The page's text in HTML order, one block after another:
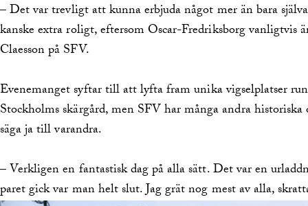
– Det var trevligt att kunna erbjuda något mer än bara
kanske extra roligt, eftersom Oscar-Fredriksborg vanligtvis
Claesson på SFV.
Evenemanget syftar till att lyfta fram unika vigselplatser
Stockholms skärgård, men SFV har många andra
säga ja till varandra.
– Verkligen en fantastisk dag på alla sätt. Det var en
paret gick var man helt slut. Jag grät nog mest av alla,